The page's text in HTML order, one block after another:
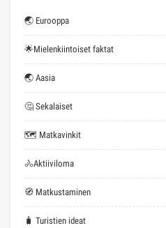
🌏 Eurooppa
🌟Mielenkiintoiset faktat
🌏 Aasia
🤔 Sekalaiset
🗺 Matkavinkit
🚴Aktiiviloma
🧭 Matkustaminen
🧳 Turistien ideat